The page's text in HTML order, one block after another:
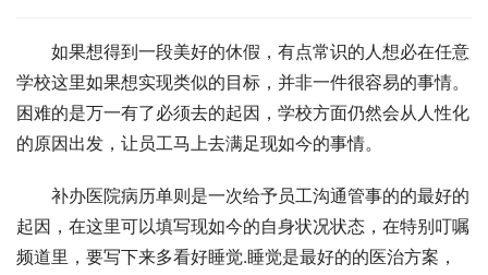
如果想得到一段美好的休假，有点常识的人想必在任意
学校这里如果想实现类似的目标，并非一件很容易的事情。
困难的是万一有了必须去的起因，学校方面仍然会从人性化
的原因出发，让员工马上去满足现如今的事情。
补办医院病历单则是一次给予员工沟通管事的的最好的
起因，在这里可以填写现如今的自身状况状态，在特别叮嘱
频道里，要写下来多看好睡觉.睡觉是最好的的医治方案，